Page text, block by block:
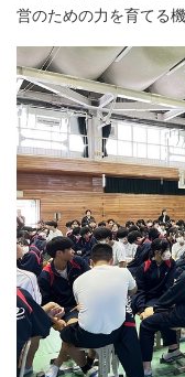
営のための力を育てる